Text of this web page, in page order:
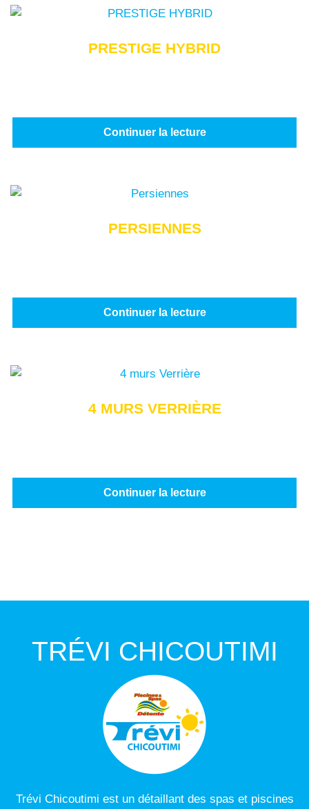
PRESTIGE HYBRID
Continuer la lecture
PERSIENNES
Continuer la lecture
4 MURS VERRIÈRE
Continuer la lecture
TRÉVI CHICOUTIMI
Trévi Chicoutimi est un détaillant des spas et piscines